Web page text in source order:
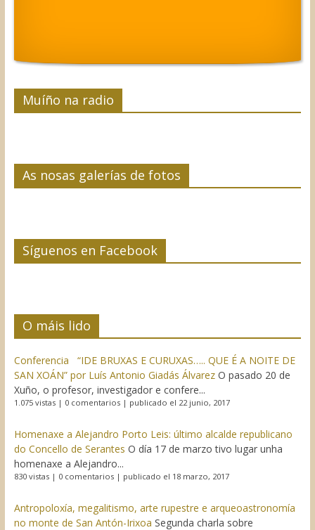
Muíño na radio
As nosas galerías de fotos
Síguenos en Facebook
O máis lido
Conferencia “IDE BRUXAS E CURUXAS….. QUE É A NOITE DE
SAN XOÁN” por Luís Antonio Giadás Álvarez O pasado 20 de
Xuño, o profesor, investigador e confere...
1.075 vistas| 0 comentarios| publicado el 22 junio, 2017
Homenaxe a Alejandro Porto Leis: último alcalde republicano
do Concello de Serantes O día 17 de marzo tivo lugar unha
homenaxe a Alejandro...
830 vistas| 0 comentarios| publicado el 18 marzo, 2017
Antropoloxía, megalitismo, arte rupestre e arqueoastronomía
no monte de San Antón-Irixoa Segunda charla sobre